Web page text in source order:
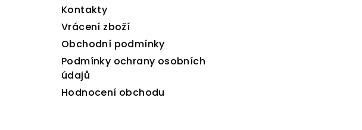
Kontakty
Vrácení zboží
Obchodní podmínky
Podmínky ochrany osobních
údajů
Hodnocení obchodu